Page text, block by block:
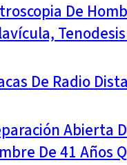
De
De Radio
Abierta
De 41 Años